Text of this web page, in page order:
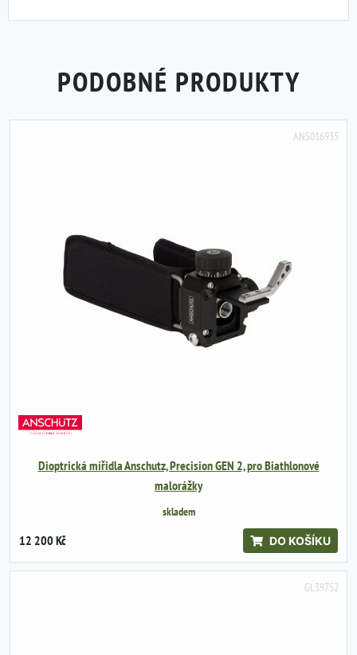
PODOBNÉ PRODUKTY
ANS016935
Dioptrická mířidla Anschutz, Precision GEN 2, pro Biathlonové
malorážky
skladem
12 200 Kč DO KOŠÍKU
GL39752